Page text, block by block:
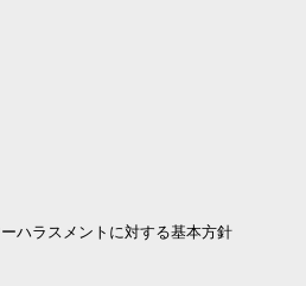
ハラスメントに対する基本方針